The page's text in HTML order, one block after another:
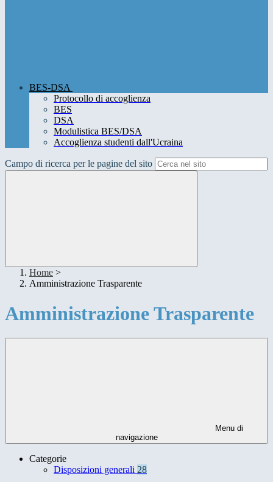
BES-DSA
Protocollo di accoglienza
BES
DSA
Modulistica BES/DSA
Accoglienza studenti dall'Ucraina
Campo di ricerca per le pagine del sito
Home >
Amministrazione Trasparente
Amministrazione Trasparente
Menu di
navigazione
Categorie
Disposizioni generali 28